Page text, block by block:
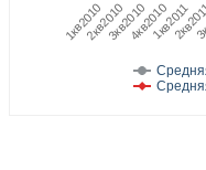
1кв20102кв20103кв20104кв20101кв2011